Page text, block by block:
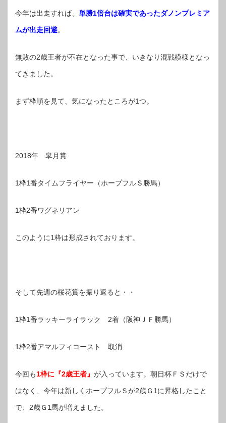
今年は出走すれば、 単勝1倍台は確実であったダノンプレミア
ムが出走回避。
無敗の2歳王者が不在となった事で、いきなり混戦模様となっ
てきました。
まず枠順を見て、気になったところが1つ。
2018年 皐月賞
1枠1番タイムフライヤー（ホープフルＳ勝馬）
1枠2番ワグネリアン
このように1枠は形成されております。
そして先週の桜花賞を振り返ると・・
1枠1番ラッキーライラック 2着（阪神ＪＦ勝馬）
1枠2番アマルフィコースト 取消
今回も1枠に『2歳王者』 が入っています。朝日杯ＦＳだけで
はなく、今年は新しくホープフルＳが2歳Ｇ1に昇格したこと
で、2歳Ｇ1馬が増えました。